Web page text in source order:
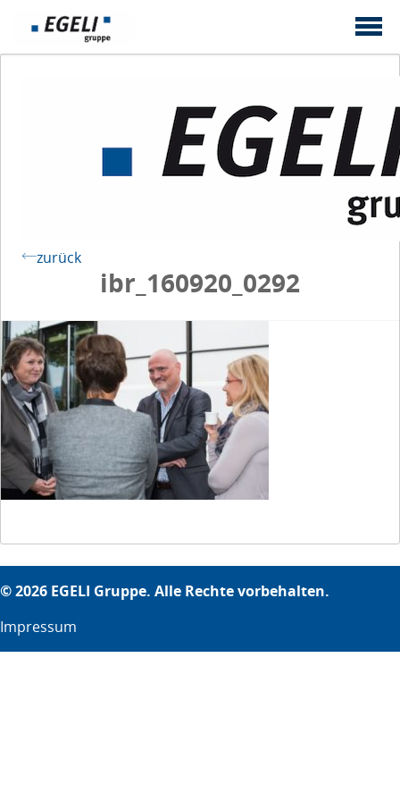
zurück
ibr_160920_0292
© 2026 EGELI Gruppe. Alle Rechte vorbehalten.
Impressum